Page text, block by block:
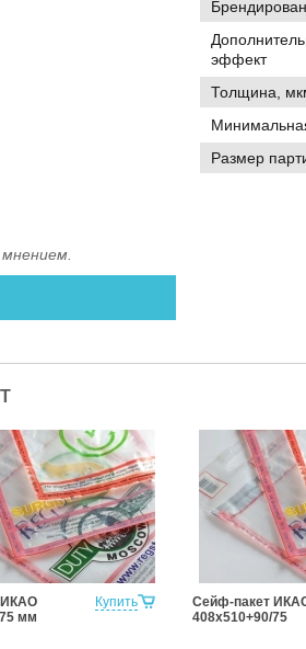
эффект
Толщина,
Размер
Купить
ИКАО
мм
Сейф-пакет
408х510+90/75